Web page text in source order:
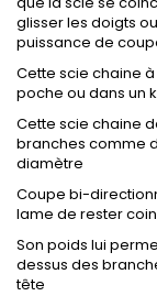
glisser les doigts
puissance de
Cette scie chaine
poche ou dans un
Cette scie chaine
branches comme
diamètre
Coupe bi-
lame de rester
Son poids lui
dessus des
tête